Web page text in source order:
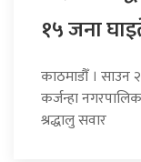
१५ जना
काठमाडौँ । साउन
कर्जन्हा
श्रद्धालु सवार